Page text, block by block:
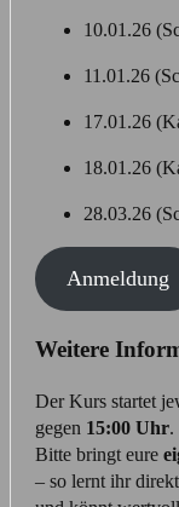
10.01.26
11.01.26
17.01.26
18.01.26
28.03.26
Anmeldung
Weitere
Der Kurs startet
gegen 15:00 Uhr.
Bitte bringt eure
– so lernt ihr